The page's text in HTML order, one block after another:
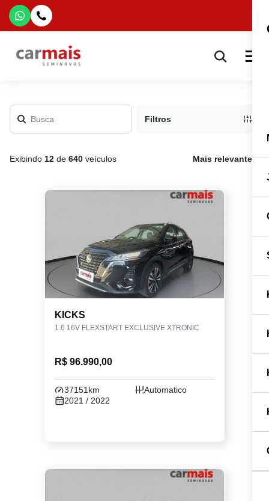
Filtros
Exibindo 12 de 640 veículos Mais relevante
KICKS
1.6 16V FLEXSTART EXCLUSIVE XTRONIC
R$ 96.990,00
37151km
Automatico
2021 / 2022